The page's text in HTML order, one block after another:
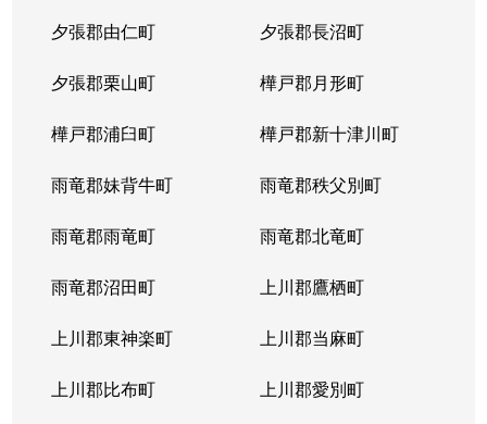
夕張郡由仁町 夕張郡長沼町
夕張郡栗山町 樺戸郡月形町
樺戸郡浦臼町 樺戸郡新十津川町
雨竜郡妹背牛町 雨竜郡秩父別町
雨竜郡雨竜町 雨竜郡北竜町
雨竜郡沼田町 上川郡鷹栖町
上川郡東神楽町 上川郡当麻町
上川郡比布町 上川郡愛別町